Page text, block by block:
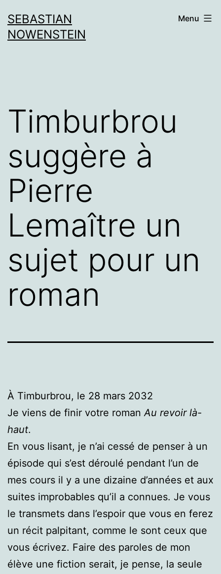
au
contenu
SEBASTIAN
NOWENSTEIN
Menu
Timburbrou
suggère à
Pierre
Lemaître un
sujet pour un
roman
À Timburbrou, le 28 mars 2032
Je viens de finir votre roman Au revoir là-
haut.
En vous lisant, je n’ai cessé de penser à un
épisode qui s’est déroulé pendant l’un de
mes cours il y a une dizaine d’années et aux
suites improbables qu’il a connues. Je vous
le transmets dans l’espoir que vous en ferez
un récit palpitant, comme le sont ceux que
vous écrivez. Faire des paroles de mon
élève une fiction serait, je pense, la seule